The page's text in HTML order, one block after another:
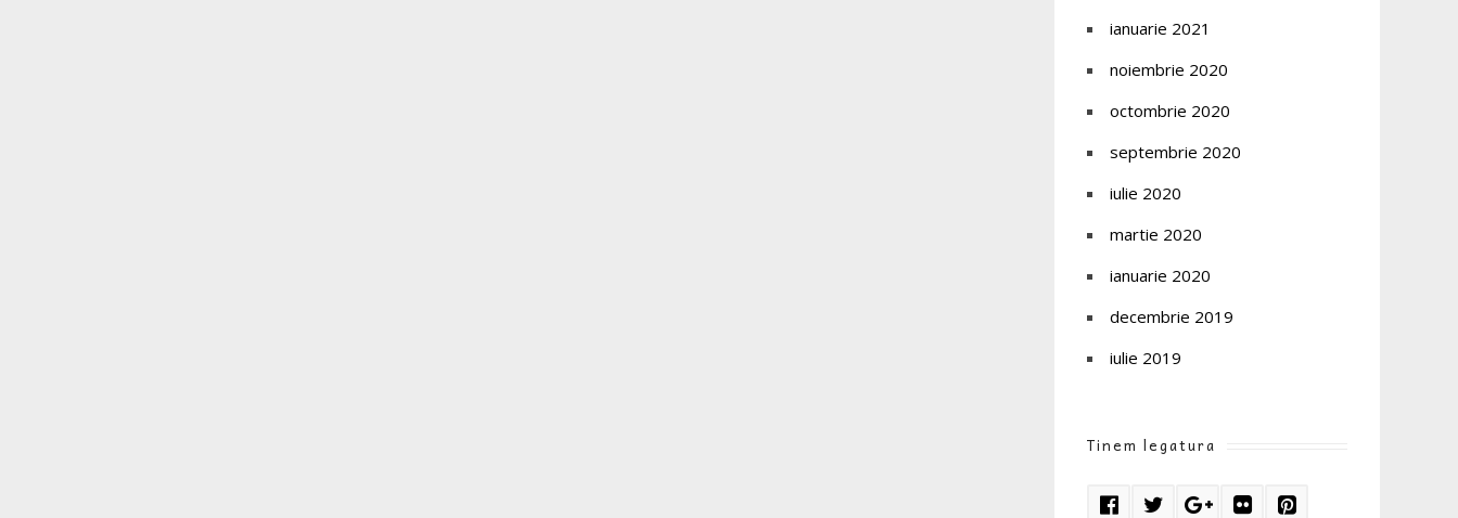
ianuarie 2021
noiembrie 2020
octombrie 2020
septembrie 2020
iulie 2020
martie 2020
ianuarie 2020
decembrie 2019
iulie 2019
Tinem legatura